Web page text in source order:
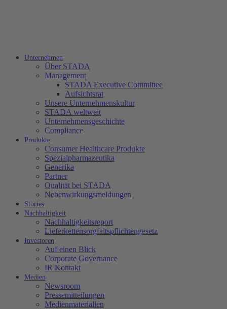
Unternehmen
Über STADA
Management
STADA Executive Committee
Aufsichtsrat
Unsere Unternehmenskultur
STADA weltweit
Unternehmensgeschichte
Compliance
Produkte
Consumer Healthcare Produkte
Spezialpharmazeutika
Generika
Partner
Qualität bei STADA
Nebenwirkungsmeldungen
Stories
Nachhaltigkeit
Nachhaltigkeitsreport
Lieferkettensorgfaltspflichtengesetz
Investoren
Auf einen Blick
Corporate Governance
IR Kontakt
Medien
Newsroom
Pressemitteilungen
Medienmaterialien